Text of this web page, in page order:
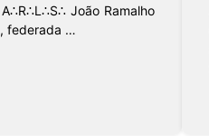
A Loja
4537,